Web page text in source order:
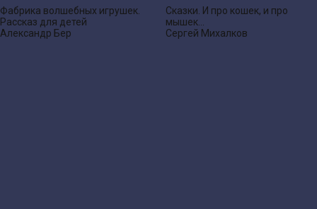
Фабрика волшебных игрушек.
Рассказ для детей
Александр Бер
Сказки. И про кошек, и про
мышек…
Сергей Михалков